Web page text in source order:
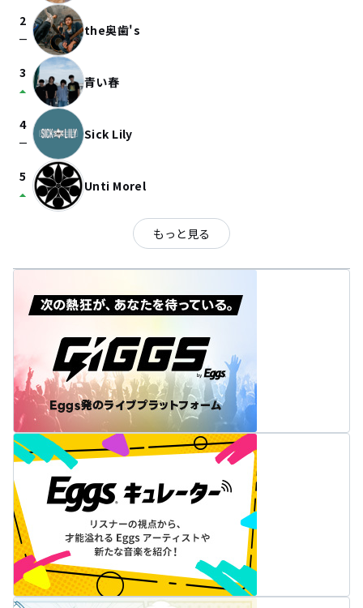
2
check_indeterminate_small the奥歯's
3
arrow_drop_up 青い春
4
check_indeterminate_small Sick Lily
5
arrow_drop_up Unti Morel
もっと見る